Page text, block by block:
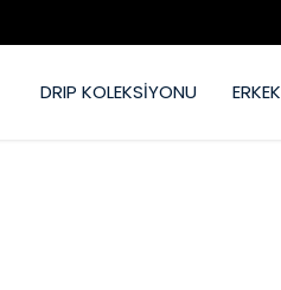
DRIP KOLEKSİYONU ERKEK